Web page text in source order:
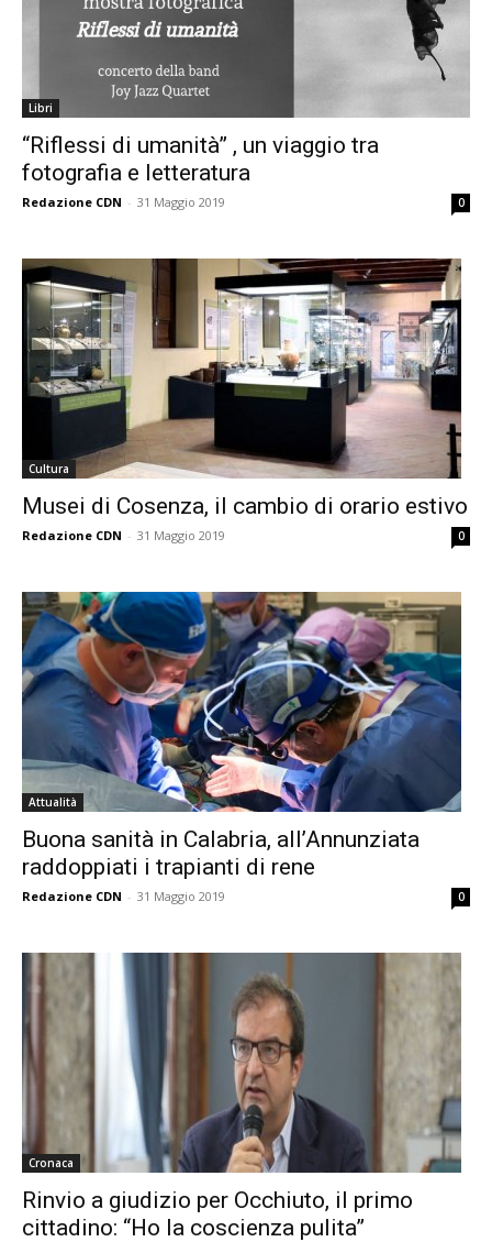
Libri
“Riflessi di umanità” , un viaggio tra
fotografia e letteratura
Redazione CDN - 31 Maggio 2019 0
Cultura
Musei di Cosenza, il cambio di orario estivo
Redazione CDN - 31 Maggio 2019 0
Attualità
Buona sanità in Calabria, all’Annunziata
raddoppiati i trapianti di rene
Redazione CDN - 31 Maggio 2019 0
Cronaca
Rinvio a giudizio per Occhiuto, il primo
cittadino: “Ho la coscienza pulita”